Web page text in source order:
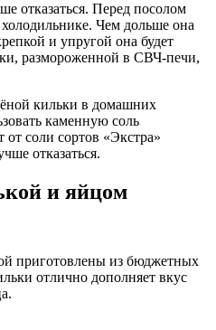
отказаться. Перед посолом
Чем дольше она
и упругой она будет
размороженной в СВЧ-печи,
кильки в домашних
каменную соль
соли сортов «Экстра»
отказаться.
и яйцом
приготовлены из бюджетных
отлично дополняет вкус